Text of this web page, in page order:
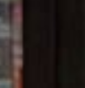
ARCHIVE